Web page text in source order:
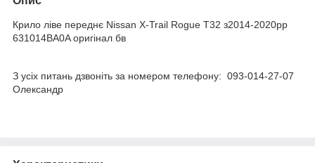
Крило ліве переднє Nissan X-Trail Rogue T32 з2014-2020рр
631014BA0A оригінал бв
З усіх питань дзвоніть за номером телефону: 093-014-27-07
Олександр